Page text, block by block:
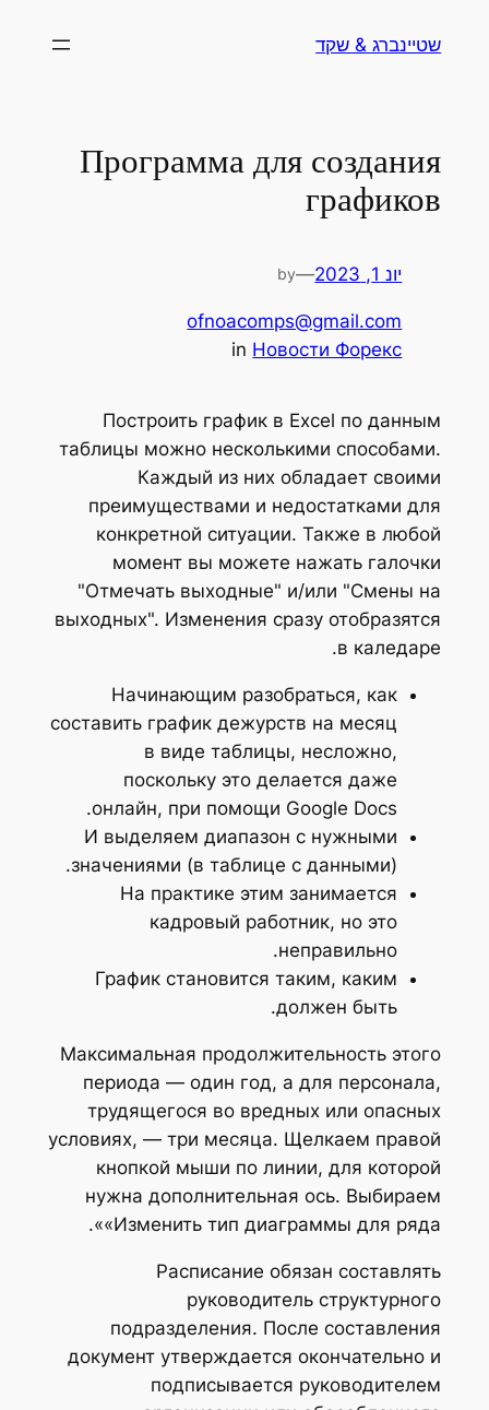
לתוכןשטיינברג & שקד
Программа для создания
графиков
יונ 1, 2023 —
by
ofnoacomps@gmail.com
in Новости Форекс
Построить график в Excel по данным
таблицы можно несколькими способами.
Каждый из них обладает своими
преимуществами и недостатками для
конкретной ситуации. Также в любой
момент вы можете нажать галочки
"Отмечать выходные" и/или "Смены на
выходных". Изменения сразу отобразятся
в каледаре.
Начинающим разобраться, как
составить график дежурств на месяц
в виде таблицы, несложно,
поскольку это делается даже
онлайн, при помощи Google Docs.
И выделяем диапазон с нужными
значениями (в таблице с данными).
На практике этим занимается
кадровый работник, но это
неправильно.
График становится таким, каким
должен быть.
Максимальная продолжительность этого
периода — один год, а для персонала,
трудящегося во вредных или опасных
условиях, — три месяца. Щелкаем правой
кнопкой мыши по линии, для которой
нужна дополнительная ось. Выбираем
«Изменить тип диаграммы для ряда».
Расписание обязан составлять
руководитель структурного
подразделения. После составления
документ утверждается окончательно и
подписывается руководителем